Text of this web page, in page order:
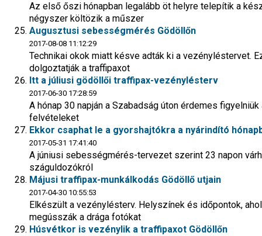
Az első őszi hónapban legalább öt helyre telepítik a
négyszer költözik a műszer
Augusztusi sebességmérés Gödöllőn
2017-08-08 11:12:29
Technikai okok miatt késve adták ki a vezényléstervet.
dolgoztatják a traffipaxot
Itt a júliusi gödöllői traffipax-vezénylésterv
2017-06-30 17:28:59
A hónap 30 napján a Szabadság úton érdemes
felvételeket
Ekkor csaphat le a gyorshajtókra a nyárindító
2017-05-31 17:41:40
A júniusi sebességmérés-tervezet szerint 23 napon
száguldozókról
Májusi traffipax-munkálkodás Gödöllő utjain
2017-04-30 10:55:53
Elkészült a vezénylésterv. Helyszínek és időpontok,
megússzák a drága fotókat
Húsvétkor is vezénylik a traffipaxot Gödöllőn